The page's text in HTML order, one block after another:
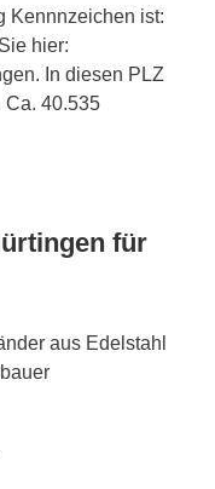
Kennnzeichen ist:
hier:
In diesen PLZ
Ca. 40.535
für
aus Edelstahl